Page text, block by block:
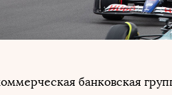
банковская